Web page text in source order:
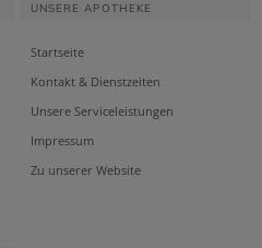
UNSERE APOTHEKE
Startseite
Kontakt & Dienstzeiten
Unsere Serviceleistungen
Impressum
Zu unserer Website